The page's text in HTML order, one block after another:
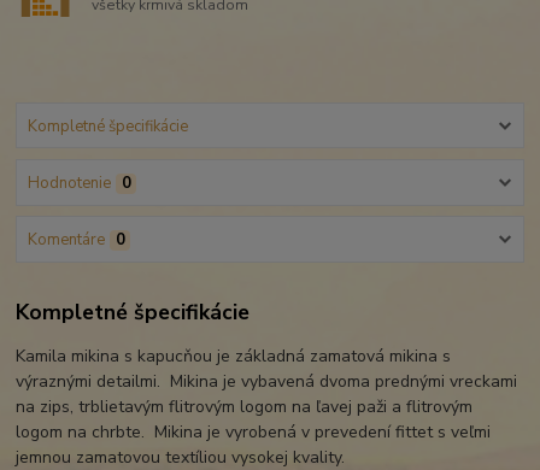
všetky krmivá skladom
Kompletné špecifikácie
Hodnotenie 0
Komentáre 0
Kompletné špecifikácie
Kamila mikina s kapucňou je základná zamatová mikina s
výraznými detailmi. Mikina je vybavená dvoma prednými vreckami
na zips, trblietavým flitrovým logom na ľavej paži a flitrovým
logom na chrbte. Mikina je vyrobená v prevedení fittet s veľmi
jemnou zamatovou textíliou vysokej kvality.